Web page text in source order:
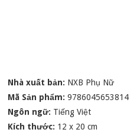
Nhà xuất bản: NXB Phụ Nữ
Mã Sản phẩm: 9786045653814
Ngôn ngữ: Tiếng Việt
Kích thước: 12 x 20 cm